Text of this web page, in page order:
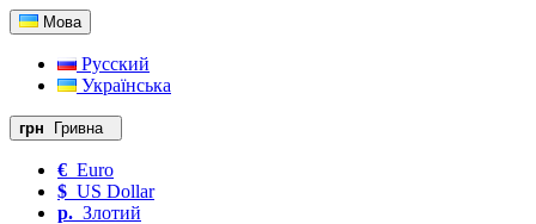
Мова
Русский
Українська
грн Гривна
€ Euro
$ US Dollar
р. Злотий